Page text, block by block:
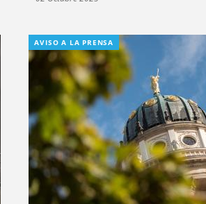
AVISO A LA PRENSA